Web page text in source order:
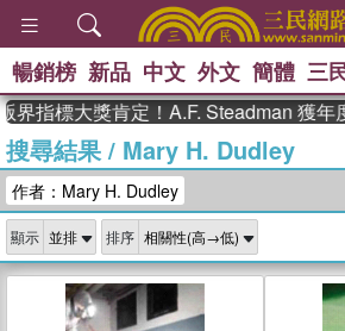
熱搜： 東野圭吾
、 The
獎 臺灣漫遊錄
登輝時代
偉大的迷走神
暢銷榜 新品 中文 外文 簡體 三
界指標大獎肯定！A.F. Steadman 獲年
搜尋結果/ Mary H. Dudley
作者：Mary H. Dudley
顯示 排序